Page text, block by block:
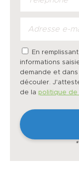
En
informations
demande et
découler.
de la politique